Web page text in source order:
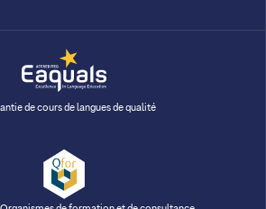
de cours de langues de qualité